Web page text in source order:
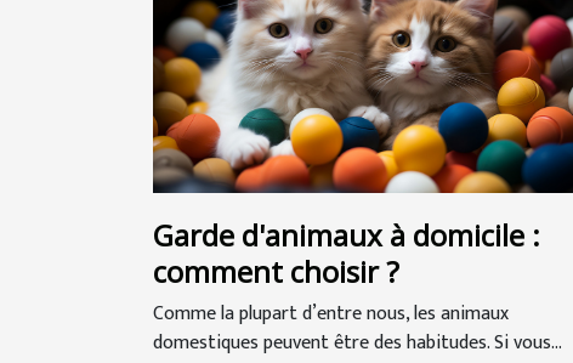
Garde d'animaux à domicile :
comment choisir ?
Comme la plupart d’entre nous, les animaux
domestiques peuvent être des habitudes. Si vous...